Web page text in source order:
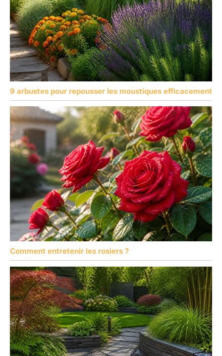
9 arbustes pour repousser les moustiques efficacement
Comment entretenir les rosiers ?